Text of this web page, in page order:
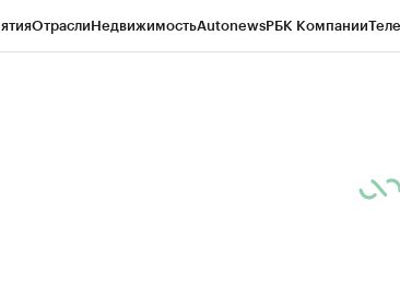
ОтраслиНедвижимостьAutonewsРБК Компании